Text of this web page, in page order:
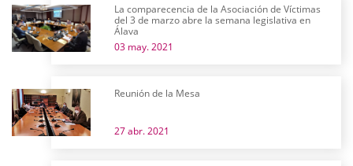
La comparecencia de la Asociación de Víctimas
del 3 de marzo abre la semana legislativa en
Álava
03 may. 2021
Reunión de la Mesa
27 abr. 2021